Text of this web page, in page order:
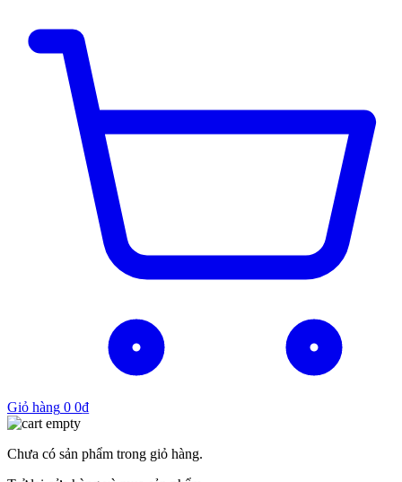
Giỏ hàng 0 0₫
Chưa có sản phẩm trong giỏ hàng.